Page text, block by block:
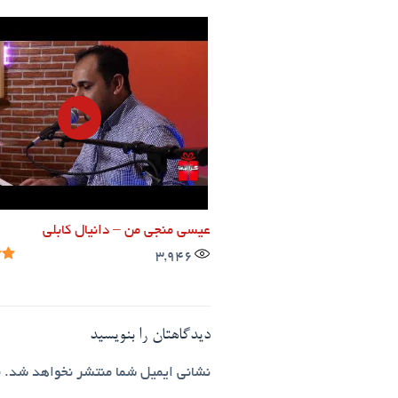
عیسی منجی من – دانیال کابلی
3,946
دیدگاهتان را بنویسید
نشانی ایمیل شما منتشر نخواهد شد.